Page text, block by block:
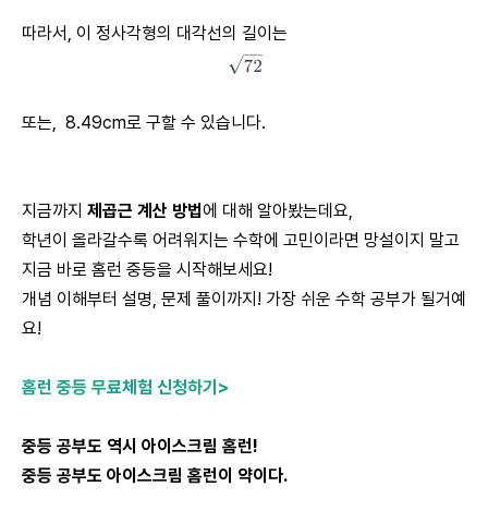
따라서, 이 정사각형의 대각선의 길이는
또는, 8.49cm로 구할 수 있습니다.
지금까지 제곱근 계산 방법에 대해 알아봤는데요,
학년이 올라갈수록 어려워지는 수학에 고민이라면 망설이지 말고
지금 바로 홈런 중등을 시작해보세요!
개념 이해부터 설명, 문제 풀이까지! 가장 쉬운 수학 공부가 될거예
요!
홈런 중등 무료체험 신청하기>
중등 공부도 역시 아이스크림 홈런!
중등 공부도 아이스크림 홈런이 약이다.